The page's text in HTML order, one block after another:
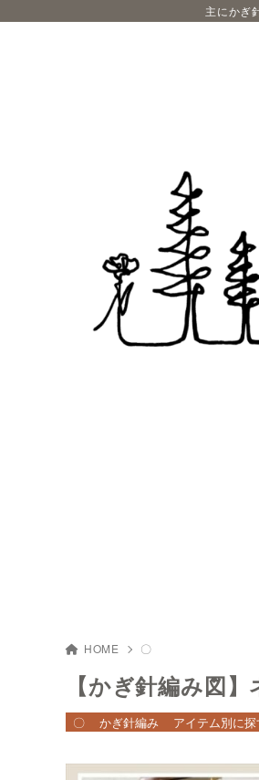
主にかぎ
HOME 〇
【かぎ針編み図
〇 かぎ針編み アイテム別に探